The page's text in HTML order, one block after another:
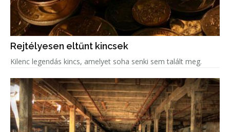
Rejtélyesen eltűnt kincsek
Kilenc legendás kincs, amelyet soha senki sem talált meg.